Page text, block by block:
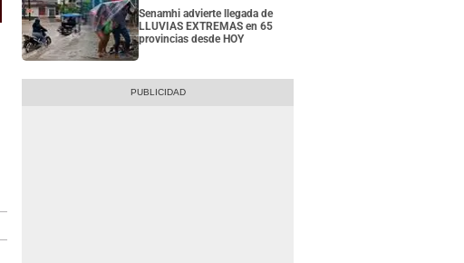
Senamhi advierte llegada de
LLUVIAS EXTREMAS en 65
provincias desde HOY